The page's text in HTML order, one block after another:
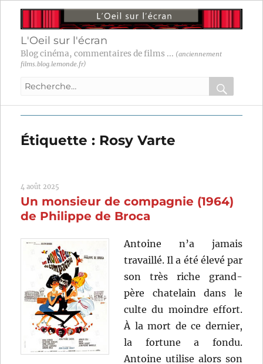
L'Oeil sur l'écran
Blog cinéma, commentaires de films ... (anciennement
films.blog.lemonde.fr)
Recherche
:
OK
Étiquette : Rosy Varte
4 août 2025
Un monsieur de compagnie (1964)
de Philippe de Broca
Antoine n’a jamais
travaillé. Il a été élevé par
son très riche grand-
père chatelain dans le
culte du moindre effort.
À la mort de ce dernier,
la fortune a fondu.
Antoine utilise alors son